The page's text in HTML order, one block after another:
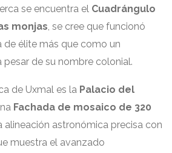
se encuentra el Cuadrángulo
monjas, se cree que funcionó
de élite más que como un
de su nombre colonial.
de Uxmal es la Palacio del
Fachada de mosaico de 320
alineación astronómica precisa con
muestra el avanzado